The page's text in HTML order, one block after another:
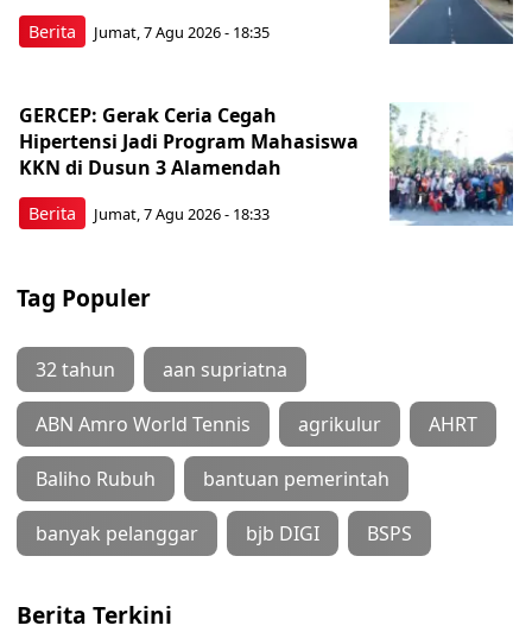
Berita Jumat, 7 Agu 2026 - 18:35
Berita
GERCEP: Gerak Ceria Cegah
Hipertensi Jadi Program Mahasiswa
KKN di Dusun 3 Alamendah
Jumat, 7 Agu 2026 - 18:33
Tag Populer
32 tahun aan supriatna
ABN Amro World Tennis agrikulur AHRT
Baliho Rubuh bantuan pemerintah
banyak pelanggar bjb DIGI BSPS
Berita Terkini